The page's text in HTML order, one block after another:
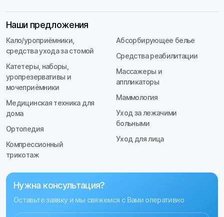
Наши предложения
Кало/уроприёмники,
средства ухода за стомой
Катетеры, наборы,
уропрезервативы и
мочеприёмники
Медицинская техника для
дома
Ортопедия
Компрессионный
трикотаж
Абсорбирующее белье
Средства реабилитации
Массажеры и
аппликаторы
Маммология
Уход за лежачими
больными
Уход для лица
Нужна консультация?
Оставьте заявку и мы свяжемся с Вами оперативно